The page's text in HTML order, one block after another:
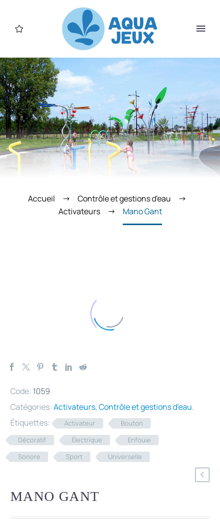
Accueil
Contrôle et gestions d'eau
Activateurs
Mano Gant
Code: 1059
Catégories: Activateurs,Contrôle et gestions d'eau.
Étiquettes:
Activateur
Bouton
Décoratif
Électrique
Enfouie
Sonore
Sport Universelle
MANO GANT